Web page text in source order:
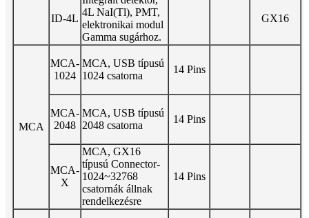
ID-4L
4L NaI(Tl), PMT,
elektronikai modul
Gamma sugárhoz.
GX16
MCA
MCA-
1024
MCA, USB típusú
1024 csatorna
14 Pins
MCA-
2048
MCA, USB típusú
2048 csatorna
14 Pins
MCA-
X
MCA, GX16
típusú Connector-
1024~32768
csatornák állnak
rendelkezésre
14 Pins